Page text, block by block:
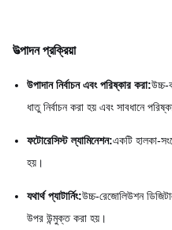
উত্পাদন প্রক্রিয়া
উপাদান নির্বাচন এবং পরিষ্কার করা:উচ্চ-
ধাতু নির্বাচন করা হয় এবং সাবধানে
ফটোরেসিস্ট ল্যামিনেশন:একটি হালকা-
হয়।
যথার্থ প্যাটার্নিং:উচ্চ-রেজোলিউশন
উপর উন্মুক্ত করা হয়।